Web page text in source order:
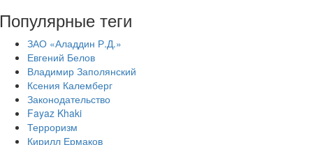
Популярные теги
ЗАО «Аладдин Р.Д.»
Евгений Белов
Владимир Заполянский
Ксения Калемберг
Законодательство
Fayaz Khaki
Терроризм
Кирилл Ермаков